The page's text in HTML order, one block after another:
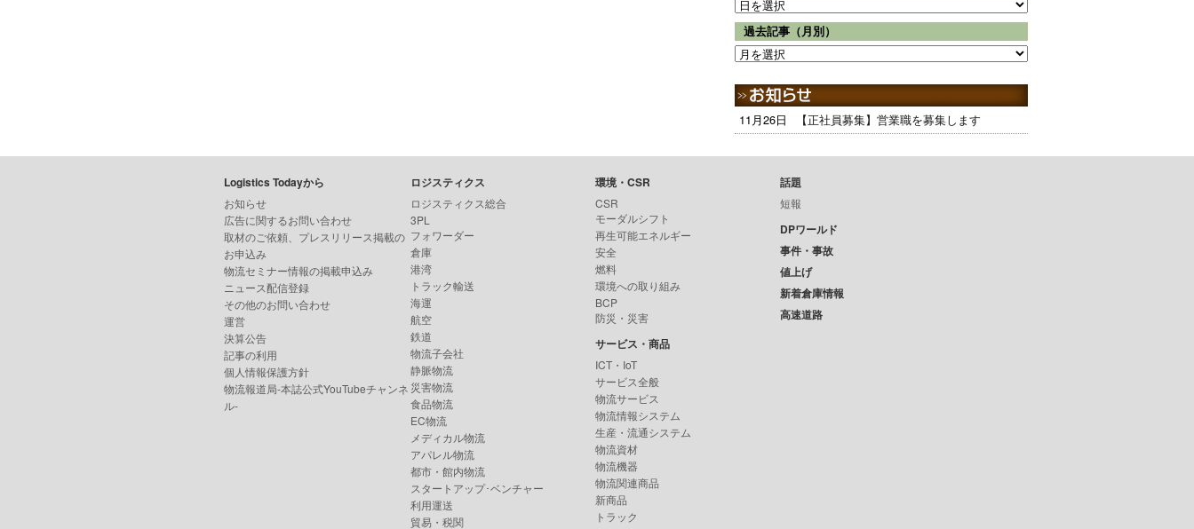
過去記事（月別）
11月26日 【正社員募集】営業職を募集します
Logistics Todayから
お知らせ
広告に関するお問い合わせ
取材のご依頼、プレスリリース掲載の
お申込み
物流セミナー情報の掲載申込み
ニュース配信登録
その他のお問い合わせ
運営
決算公告
記事の利用
個人情報保護方針
物流報道局-本誌公式YouTubeチャンネ
ル-
ロジスティクス
ロジスティクス総合
3PL
フォワーダー
倉庫
港湾
トラック輸送
海運
航空
鉄道
物流子会社
静脈物流
災害物流
食品物流
EC物流
メディカル物流
アパレル物流
都市・館内物流
スタートアップ･ベンチャー
利用運送
貿易・税関
環境・CSR
CSR
モーダルシフト
再生可能エネルギー
安全
燃料
環境への取り組み
BCP
防災・災害
サービス・商品
ICT・IoT
サービス全般
物流サービス
物流情報システム
生産・流通システム
物流資材
物流機器
物流関連商品
新商品
トラック
話題
短報
DPワールド
事件・事故
値上げ
新着倉庫情報
高速道路